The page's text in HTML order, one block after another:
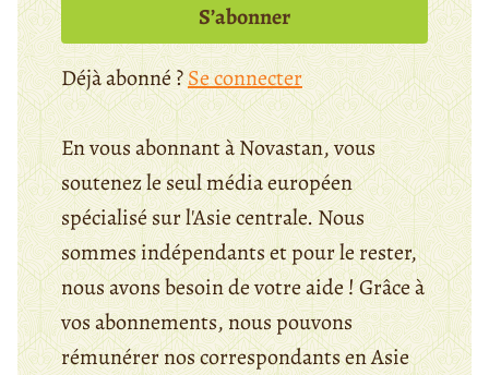
S’abonner
Déjà abonné ?Se connecter
En vous abonnant à Novastan, vous
soutenez le seul média européen
spécialisé sur l'Asie centrale. Nous
sommes indépendants et pour le rester,
nous avons besoin de votre aide ! Grâce à
vos abonnements, nous pouvons
rémunérer nos correspondants en Asie